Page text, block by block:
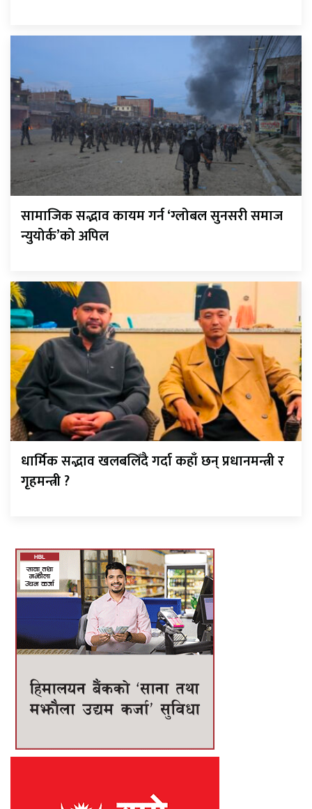
सामाजिक सद्भाव कायम गर्न ‘ग्लोबल सुनसरी समाज
न्युयोर्क’को अपिल
धार्मिक सद्भाव खलबलिँदै गर्दा कहाँ छन् प्रधानमन्त्री र
गृहमन्त्री ?